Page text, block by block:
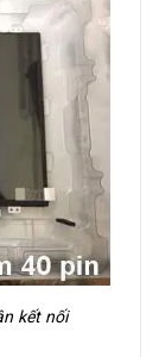
kết nối